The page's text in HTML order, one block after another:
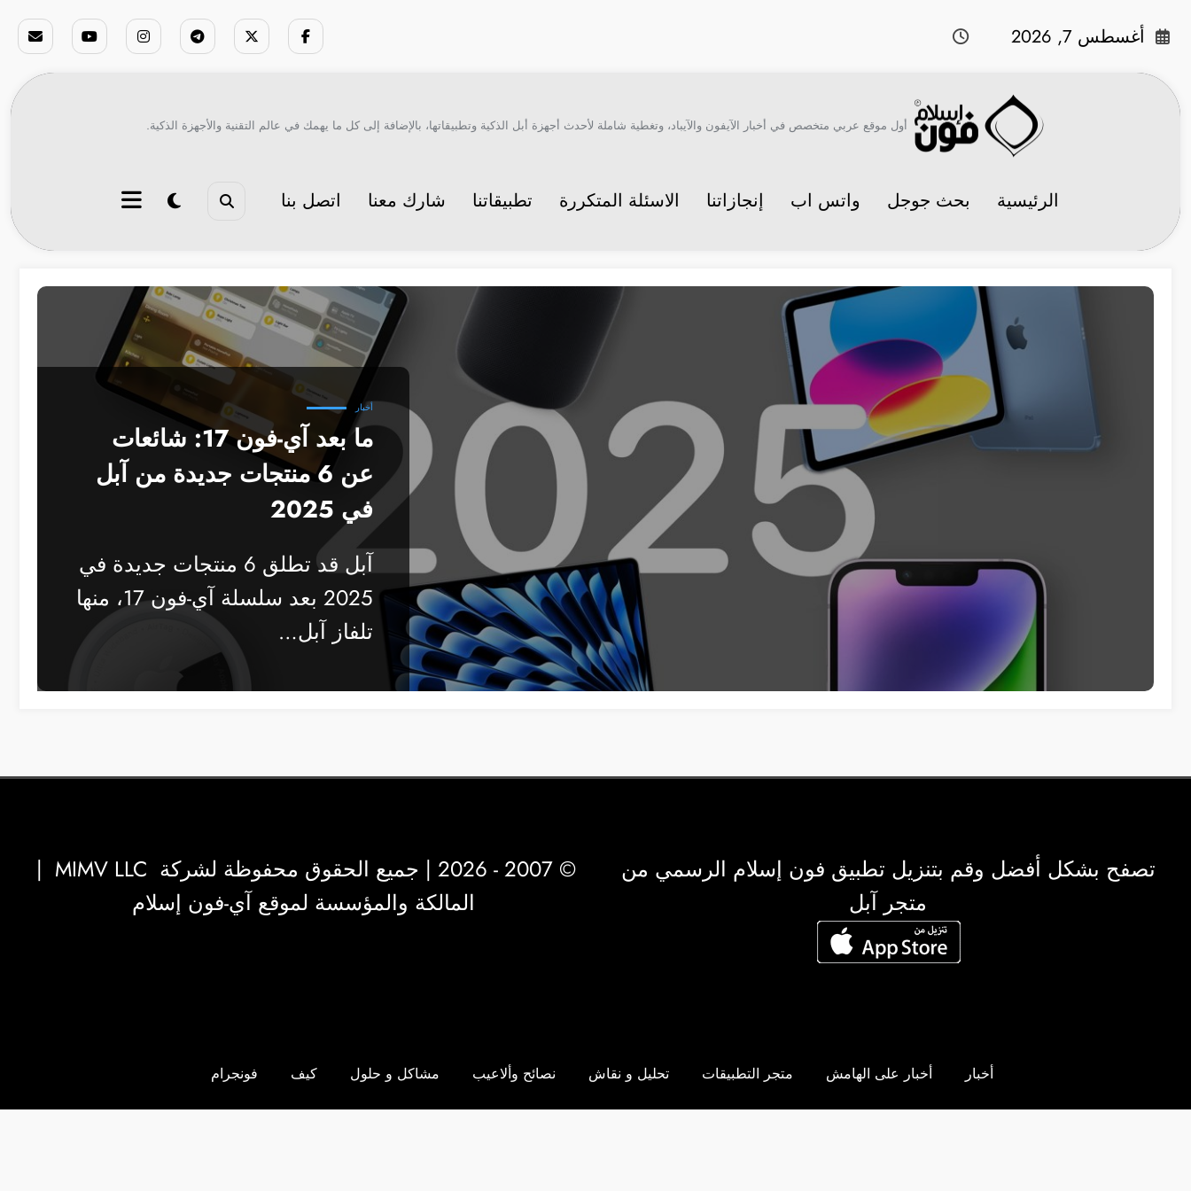
أغسطس 7, 2026
أول موقع عربي متخصص في أخبار الآيفون والآيباد، وتغطية شاملة لأحدث أجهزة أبل الذكية وتطبيقاتها، بالإضافة إلى كل ما يهمك في عالم التقنية والأجهزة الذكية.
الرئيسية بحث جوجل واتس اب إنجازاتنا الاسئلة المتكررة تطبيقاتنا شارك معنا اتصل بنا
أخبار
ما بعد آي-فون 17: شائعات
عن 6 منتجات جديدة من آبل
في 2025
آبل قد تطلق 6 منتجات جديدة في
2025 بعد سلسلة آي-فون 17، منها
تلفاز آبل…
تصفح بشكل أفضل وقم بتنزيل تطبيق فون إسلام الرسمي من
متجر آبل
© 2007 - 2026 | جميع الحقوق محفوظة لشركة MIMV LLC
|
المالكة والمؤسسة لموقع آي-فون إسلام
أخبار أخبار على الهامش متجر التطبيقات تحليل و نقاش نصائح وألاعيب مشاكل و حلول كيف فونجرام